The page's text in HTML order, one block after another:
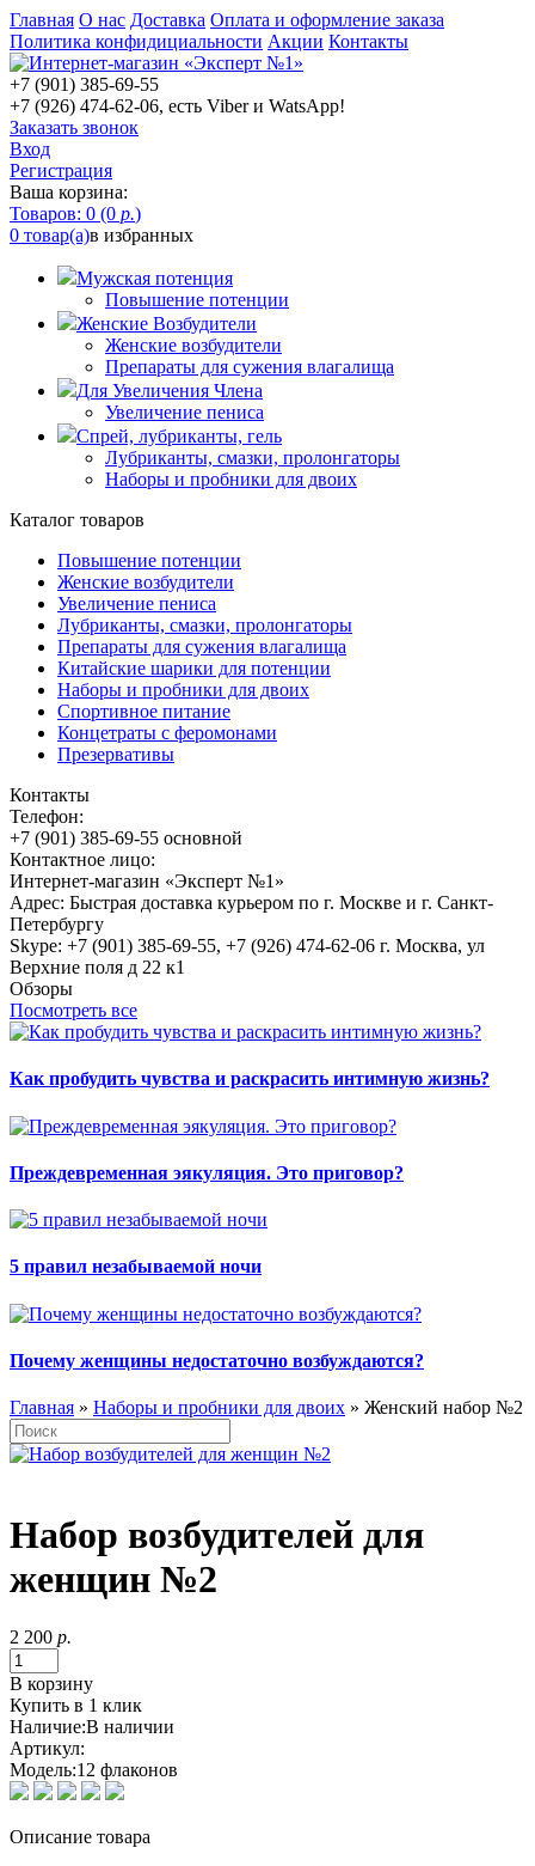
Главная О нас Доставка Оплата и оформление заказа
Политика конфидициальности Акции Контакты
+7 (901) 385-69-55
+7 (926) 474-62-06, есть Viber и WatsApp!
Заказать звонок
Вход
Регистрация
Ваша корзина:
Товаров: 0 (0 р.)
0 товар(а)в избранных
Мужская потенция
Повышение потенции
Женские Возбудители
Женские возбудители
Препараты для сужения влагалища
Для Увеличения Члена
Увеличение пениса
Спрей, лубриканты, гель
Лубриканты, смазки, пролонгаторы
Наборы и пробники для двоих
Каталог товаров
Повышение потенции
Женские возбудители
Увеличение пениса
Лубриканты, смазки, пролонгаторы
Препараты для сужения влагалища
Китайские шарики для потенции
Наборы и пробники для двоих
Спортивное питание
Концетраты с феромонами
Презервативы
Контакты
Телефон:
+7 (901) 385-69-55 основной
Контактное лицо:
Интернет-магазин «Эксперт №1»
Адрес: Быстрая доставка курьером по г. Москве и г. Санкт-
Петербургу
Skype: +7 (901) 385-69-55, +7 (926) 474-62-06 г. Москва, ул
Верхние поля д 22 к1
Обзоры
Посмотреть все
Как пробудить чувства и раскрасить интимную жизнь?
Преждевременная эякуляция. Это приговор?
5 правил незабываемой ночи
Почему женщины недостаточно возбуждаются?
Главная » Наборы и пробники для двоих » Женский набор №2
Набор возбудителей для
женщин №2
2 200 р.
В корзину
Купить в 1 клик
Наличие:В наличии
Артикул:
Модель:12 флаконов
Описание товара